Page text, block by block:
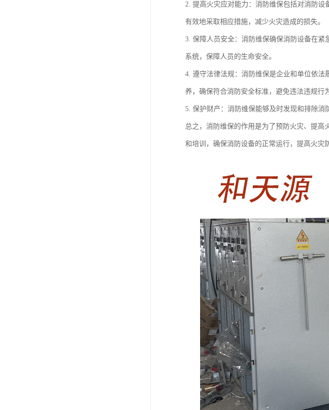
2. 提高火灾应对能力：消防维保包括对消防设
有效地采取相应措施，减少火灾造成的损失。
3. 保障人员安全：消防维保确保消防设备在
系统，保障人员的生命安全。
4. 遵守法律法规：消防维保是企业和单位依
养，确保符合消防安全标准，避免违法违规行
5. 保护财产：消防维保能够及时发现和排除消
总之，消防维保的作用是为了预防火灾、提
和培训，确保消防设备的正常运行，提高火灾